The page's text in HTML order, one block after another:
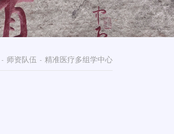
- 师资队伍 - 精准医疗多组学中心